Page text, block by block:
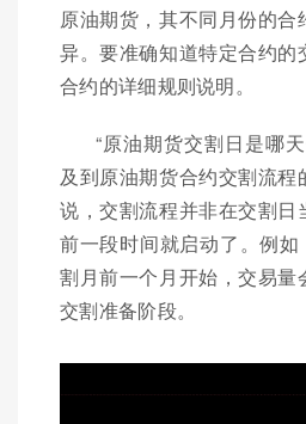
原油期货，其不同月份的
异。要准确知道特定合约
合约的详细规则说明。
“原油期货交割日是哪
及到原油期货合约交割流
说，交割流程并非在交割日
前一段时间就启动了。例
割月前一个月开始，交易量
交割准备阶段。